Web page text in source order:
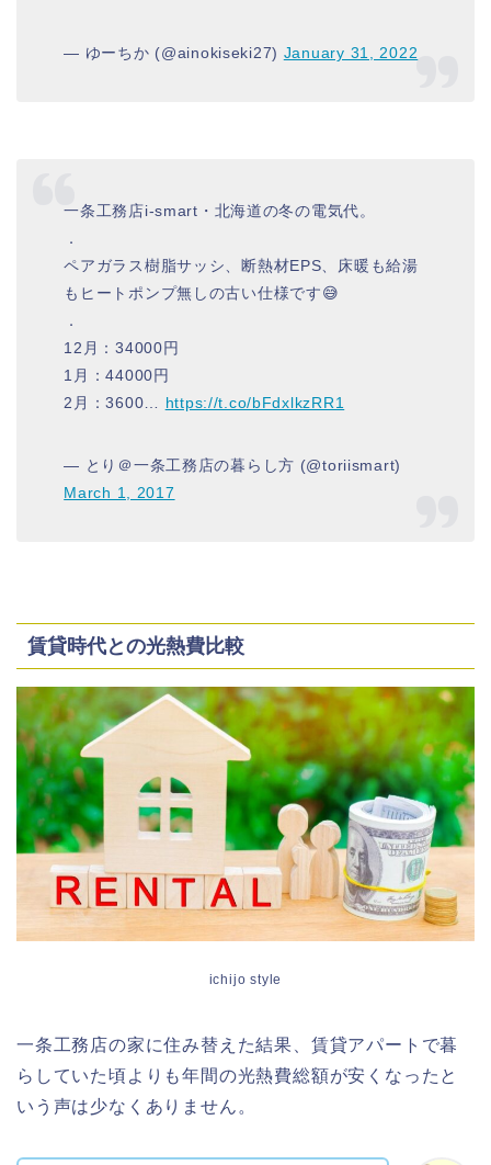
— ゆーちか (@ainokiseki27) January 31, 2022
一条工務店i-smart・北海道の冬の電気代。
．
ペアガラス樹脂サッシ、断熱材EPS、床暖も給湯
もヒートポンプ無しの古い仕様です😅
．
12月：34000円
1月：44000円
2月：3600… https://t.co/bFdxlkzRR1
— とり＠一条工務店の暮らし方 (@toriismart)
March 1, 2017
賃貸時代との光熱費比較
ichijo style
一条工務店の家に住み替えた結果、賃貸アパートで暮
らしていた頃よりも年間の光熱費総額が安くなったと
いう声は少なくありません。